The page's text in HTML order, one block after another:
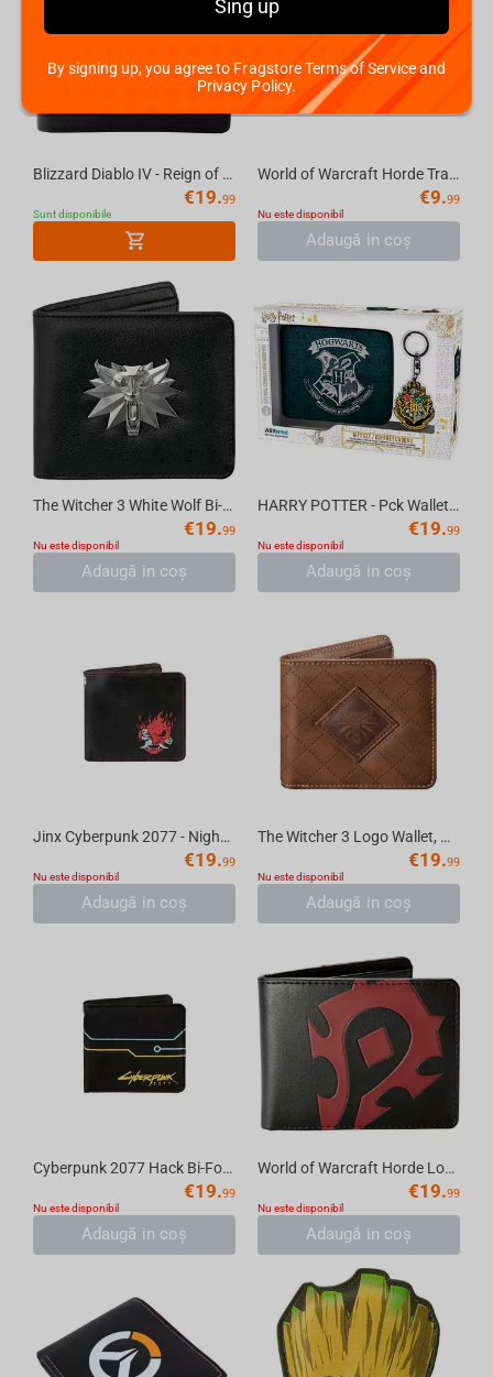
Blizzard Diablo IV - Reign of Terror Bi-Fold Wallet
€19.99
Sunt disponibile
World of Warcraft Horde Travel Card Wallet-N/A-Black/Red
€9.99
Nu este disponibil
Adaugă in coş
The Witcher 3 White Wolf Bi-Fold Wallet, Black
€19.99
Nu este disponibil
Adaugă in coş
HARRY POTTER - Pck Wallet + Keyring "Poudlard"
€19.99
Nu este disponibil
Adaugă in coş
Jinx Cyberpunk 2077 - Night Samurai Bi-Fold Wallet
€19.99
Nu este disponibil
Adaugă in coş
The Witcher 3 Logo Wallet, Brown
€19.99
Nu este disponibil
Adaugă in coş
Cyberpunk 2077 Hack Bi-Fold Wallet
€19.99
Nu este disponibil
Adaugă in coş
World of Warcraft Horde Loot Bi-Fold Wallet, Black/Red
€19.99
Nu este disponibil
Adaugă in coş
Sing up
By signing up, you agree to Fragstore Terms of Service and
Privacy Policy.